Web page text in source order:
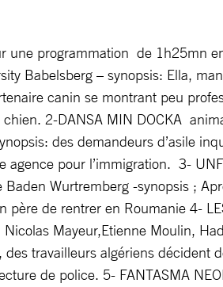
une programmation de 1h25mn
Babelsberg – synopsis: Ella,
canin se montrant peu
2-DANSA MIN DOCKA
des demandeurs d’asile
agence pour l’immigration. 3-
Wurtremberg -synopsis ;
père de rentrer en Roumanie 4-
Mayeur,Etienne Moulin,
travailleurs algériens décident
de police. 5- FANTASMA